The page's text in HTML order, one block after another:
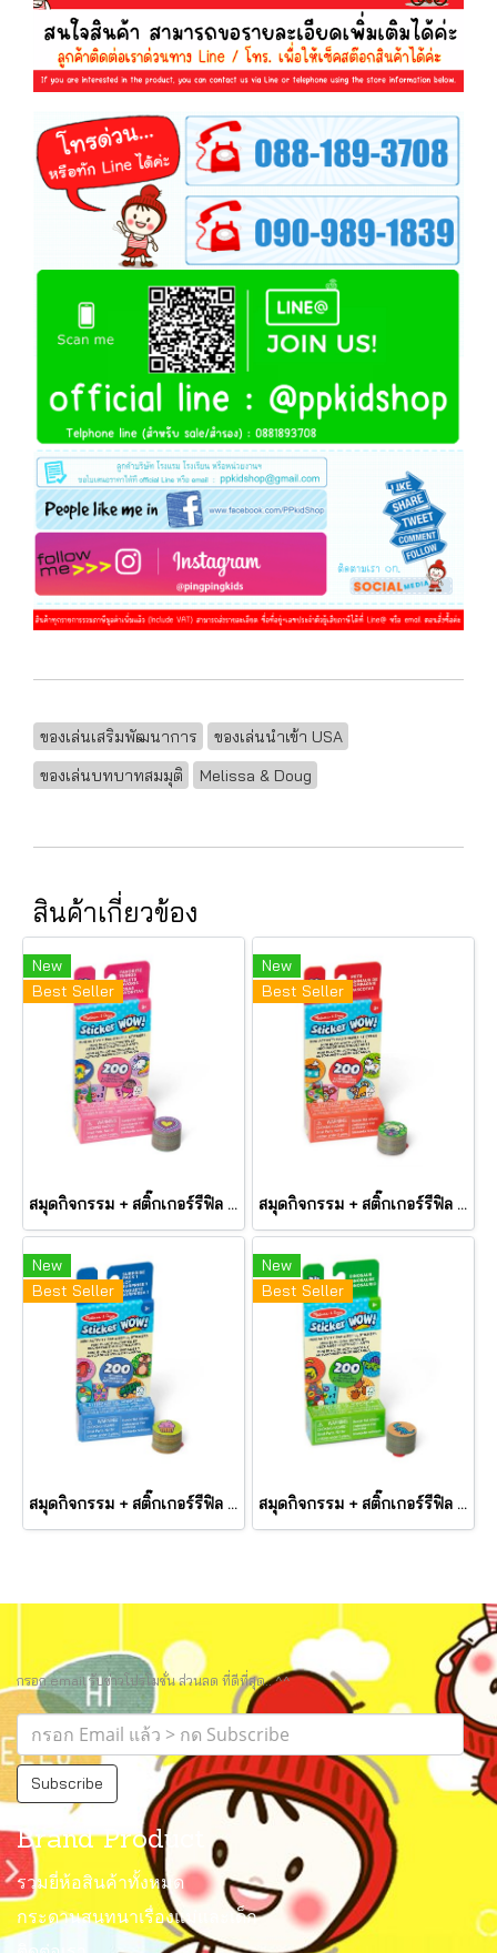
ของเล่นเสริมพัฒนาการ
ของเล่นนำเข้า USA
ของเล่นบทบาทสมมุติ
Melissa & Doug
สินค้าเกี่ยวข้อง
New
Best Seller
สมุดกิจกรรม + สติ๊กเกอร์รีฟิล ตีมรวมสิ่งที่ชอบ Mini Activity Pad & Refill Stickers Favorite Things รุ่น 50296 ยี่ห้อ Melissa & Doug
New
Best Seller
สมุดกิจกรรม + สติ๊กเกอร์รีฟิล ตีมสัตว์ Mini Activity Pad & Refill Stickers Pets รุ่น 50297 ยี่ห้อ Melissa & Dou
New
Best Seller
สมุดกิจกรรม + สติ๊กเกอร์รีฟิล ตีมรวมทุกสิ่ง Mini Activity Pad & Refill Stickers Surprise Pack 1 รุ่น 50299 ยี่ห้อ Melissa & Doug
New
Best Seller
สมุดกิจกรรม + สติ๊กเกอร์รีฟิล ตีมไดโนเสาร์ Mini Activity Pad & Refill Stickers Dinosaur รุ่น 50298 ยี่ห้อ Melissa & Dou
กรอก email รับข่าวโปรโมชั่น ส่วนลด ที่ดีที่สุด.. ^^
Subscribe
Brand Product
รวมยี่ห้อสินค้าทั้งหมด
กระดานสนทนาเรื่องแม่และเด็ก